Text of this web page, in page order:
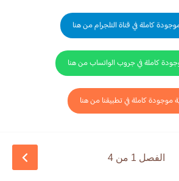
كاملة في قناة التلجرام من هنا
كاملة في جروب الواتساب من هنا
موجودة كاملة في تطبيقنا من هنا
الفصل 1 من 4